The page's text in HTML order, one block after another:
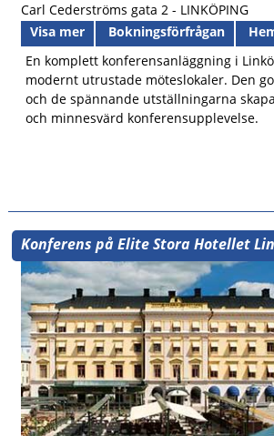
Carl Cederströms gata 2 - LINKÖPING
Visa mer
Bokningsförfrågan
En komplett konferensanläggning i
modernt utrustade möteslokaler. Den
och de spännande utställningarna
och minnesvärd konferensupplevelse.
Konferens på Elite Stora Hotellet